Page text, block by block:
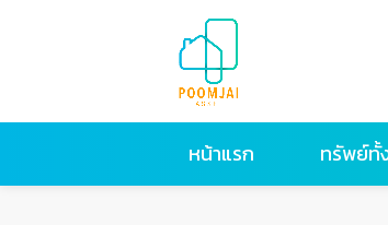
หน้าแรก ทรัพย์ทั้